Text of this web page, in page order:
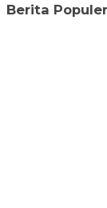
Berita Populer